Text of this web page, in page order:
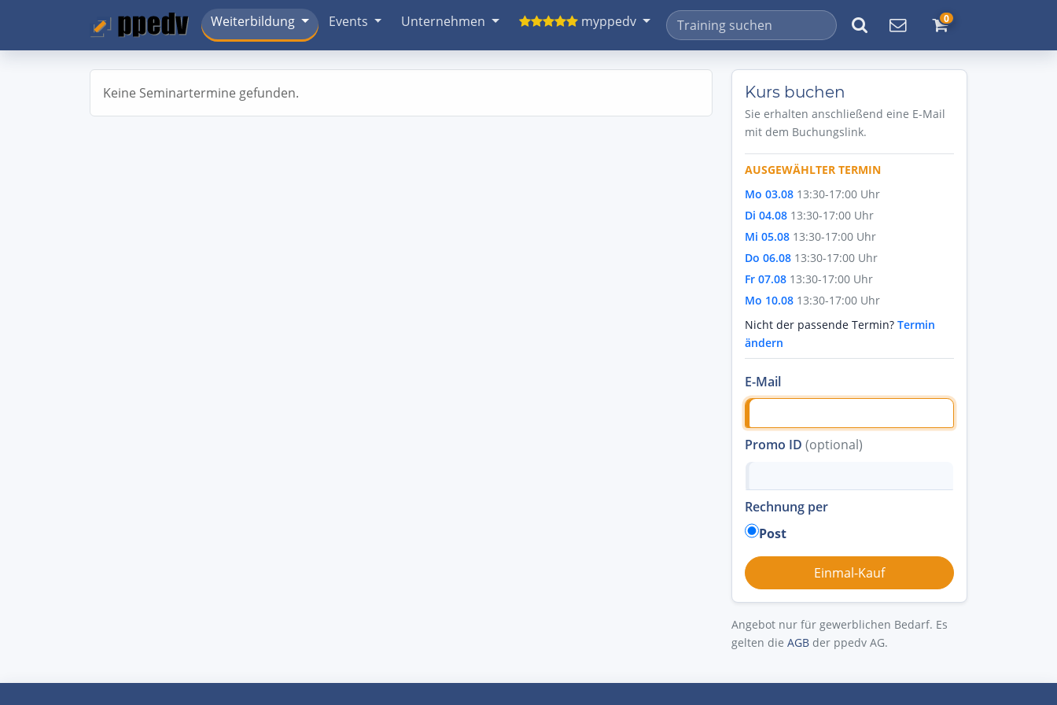
Weiterbildung Events Unternehmen myppedv 0
Keine Seminartermine gefunden. Kurs buchen
Sie erhalten anschließend eine E-Mail
mit dem Buchungslink.
AUSGEWÄHLTER TERMIN
Mo 03.08 13:30-17:00 Uhr
Di 04.08 13:30-17:00 Uhr
Mi 05.08 13:30-17:00 Uhr
Do 06.08 13:30-17:00 Uhr
Fr 07.08 13:30-17:00 Uhr
Mo 10.08 13:30-17:00 Uhr
Nicht der passende Termin? Termin
ändern
E-Mail
Promo ID (optional)
Rechnung per
Post
Angebot nur für gewerblichen Bedarf. Es
gelten die AGB der ppedv AG.